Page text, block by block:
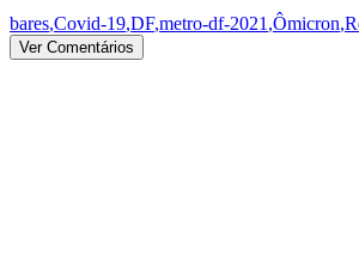
bares,Covid-19,DF,metro-df-2021 ,Ômicron,
Ver Comentários